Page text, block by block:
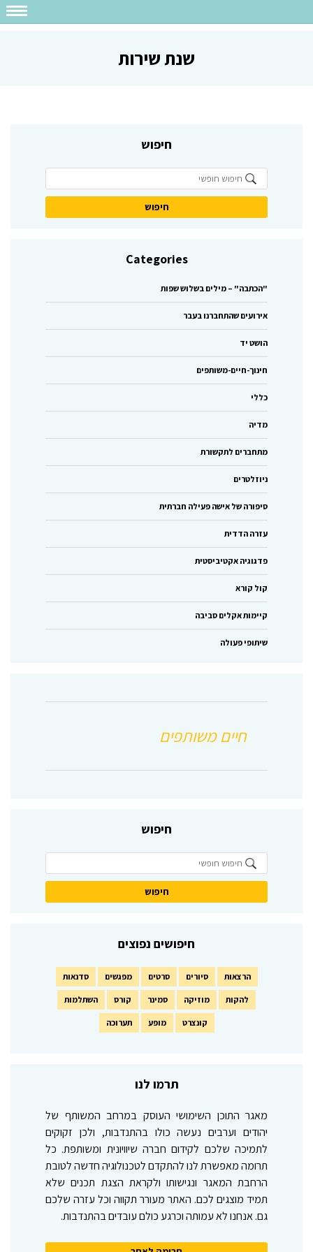
שנת שירות
חיפוש
Categories
"הכתבה" – מילים בשלוש שפות
אירועים שהתחברנו בעבר
הושט יד
חינוך-חיים-משותפים
כללי
מדיה
מתחברים לתקשורת
ניוזלטרים
סיפורה של אישה פעילה חברתית
עזרה הדדית
פדגוגיה אקטיביסטית
קול קורא
קיימות אקלים סביבה
שיתופי פעולה
חיפוש
חיפושים נפוצים
הרצאות סיורים סרטים מפגשים סדנאות
להקות מוזיקה סמינר קורס השתלמות
קונצרט מופע תערוכה
תרמו לנו
מאגר התוכן השימושי העוסק במרחב המשותף של
יהודים וערבים נעשה כולו בהתנדבות, ולכן זקוקים
לתמיכה שלכם לקידום חברה שיוויונית ומשותפת. כל
תרומה מאפשרת לנו להתקדם לטכנולוגיה חדשה לטובת
הרחבת המאגר ונגישותו ולקראת הצגת תכנים שלא
תמיד מוצגים לכם. האתר מעורר תקווה וכל עזרה שלכם
גם. אנחנו לא עמותה וכרגע כולם עובדים בהתנדבות.